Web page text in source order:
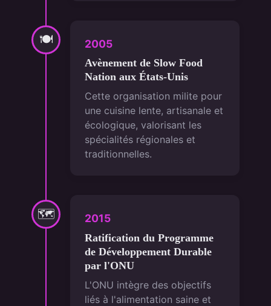
🍽 2005
Avènement de Slow Food
Nation aux États-Unis
Cette organisation milite pour
une cuisine lente, artisanale et
écologique, valorisant les
spécialités régionales et
traditionnelles.
🗺 2015
Ratification du Programme
de Développement Durable
par l'ONU
L'ONU intègre des objectifs
liés à l'alimentation saine et